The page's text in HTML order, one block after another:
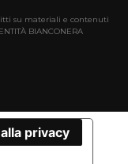
su materiali e contenuti
BIANCONERA
privacy